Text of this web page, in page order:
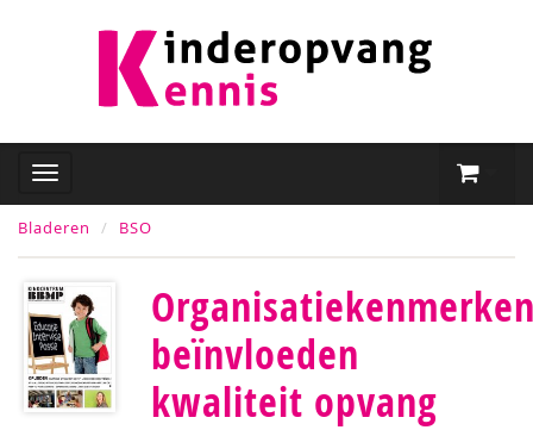
Bladeren BSO
beïnvloeden
kwaliteit opvang